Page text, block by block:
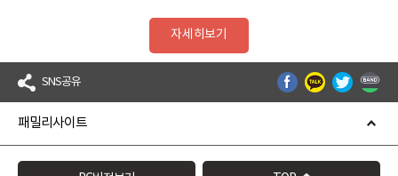
자세히보기
SNS공유
패밀리사이트